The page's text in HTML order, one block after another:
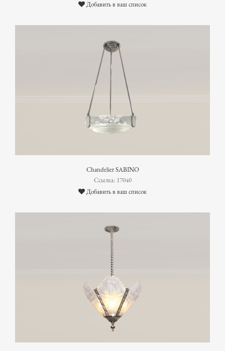
Добавить в ваш список
Chandelier SABINO
Ссылка: 17040
Добавить в ваш список